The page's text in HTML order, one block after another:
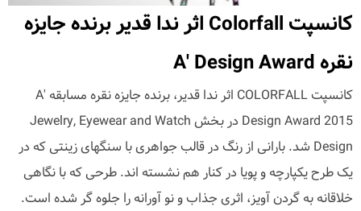
کانسپت Colorfall اثر ندا قدیر برنده جایزه
نقره A' Design Award
کانسپت COLORFALL اثر ندا قدیر، برنده جایزه نقره مسابقه A'
Design Award 2015 در بخش Jewelry, Eyewear and Watch
Design شد. بارانی از رنگ در قالب جواهری با سنگهای زینتی که در
یک طرح یکپارچه و پویا در کنار هم نشسته اند. طرحی که با نگاهی
خلاقانه به گردن آویز، اثری جذاب و نو آورانه را جلوه گر شده است.